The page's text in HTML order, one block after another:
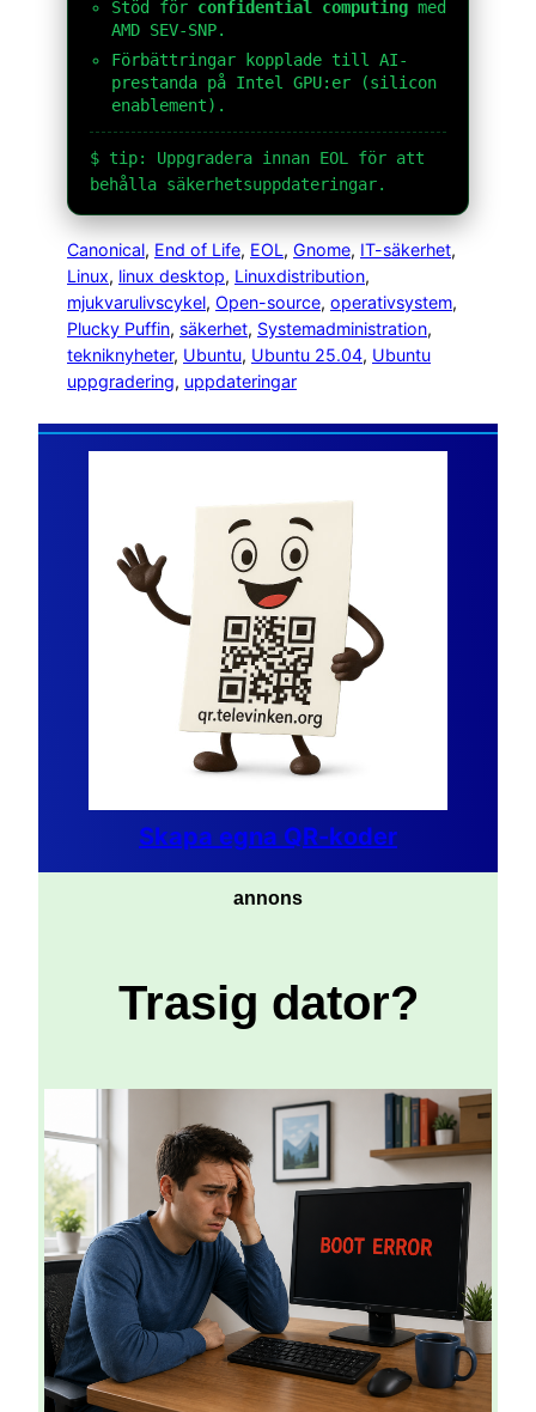
Stöd för confidential computing med
AMD SEV-SNP.
Förbättringar kopplade till AI-
prestanda på Intel GPU:er (silicon
enablement).
$ tip: Uppgradera innan EOL för att
behålla säkerhetsuppdateringar.
Canonical, End of Life, EOL, Gnome, IT-säkerhet
Linux, linux desktop, Linuxdistribution
mjukvarulivscykel, Open-source, operativsystem
Plucky Puffin, säkerhet, Systemadministration
tekniknyheter, Ubuntu, Ubuntu 25.04, Ubuntu
uppgradering, uppdateringar
Skapa egna QR-koder
annons
Trasig dator?